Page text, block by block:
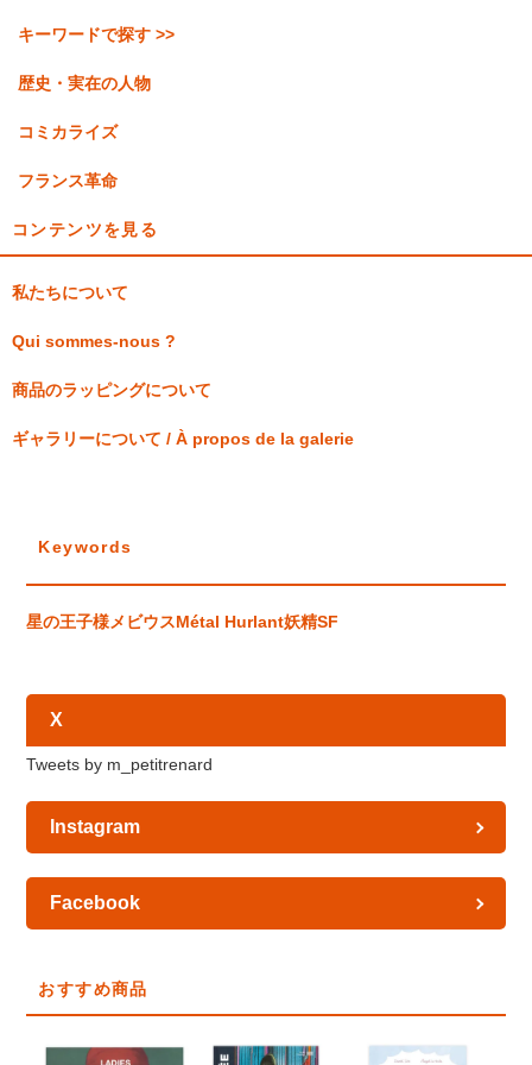
キーワードで探す >>
歴史・実在の人物
コミカライズ
フランス革命
コンテンツを見る
私たちについて
Qui sommes-nous ?
商品のラッピングについて
ギャラリーについて / À propos de la galerie
Keywords
星の王子様メビウスMétal Hurlant妖精SF
X
Tweets by m_petitrenard
Instagram
Facebook
おすすめ商品